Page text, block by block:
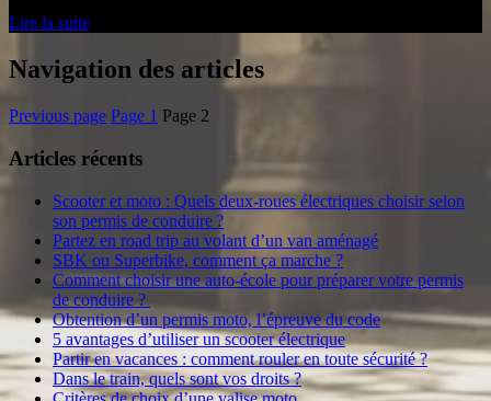
Lire la suite
Navigation des articles
Previous page Page 1 Page 2
Articles récents
Scooter et moto : Quels deux-roues électriques choisir selon
son permis de conduire ?
Partez en road trip au volant d’un van aménagé
SBK ou Superbike, comment ça marche ?
Comment choisir une auto-école pour préparer votre permis
de conduire ?
Obtention d’un permis moto, l’épreuve du code
5 avantages d’utiliser un scooter électrique
Partir en vacances : comment rouler en toute sécurité ?
Dans le train, quels sont vos droits ?